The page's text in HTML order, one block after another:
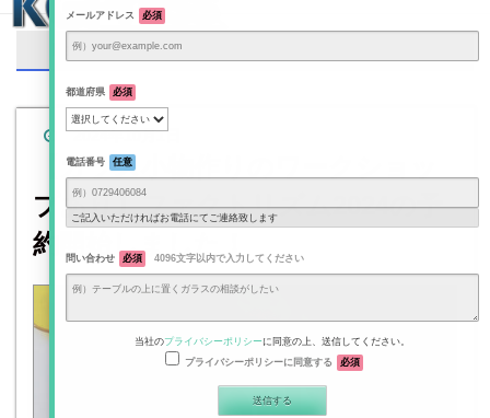
FactorISM（ファクトリズム）
2024年10月1日
【ガラス小物作りのワークショッ
プあり】ファクトリズム2024の予
約開始しました！
メールアドレス 必須
都道府県 必須
電話番号 任意
ご記入いただければお電話にてご連絡致します
問い合わせ 必須 4096文字以内で入力してください
当社のプライバシーポリシーに同意の上、送信してください。
プライバシーポリシーに同意する
必須